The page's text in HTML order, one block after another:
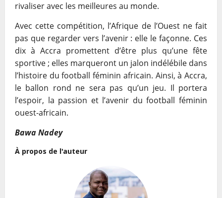
rivaliser avec les meilleures au monde.
Avec cette compétition, l’Afrique de l’Ouest ne fait
pas que regarder vers l’avenir : elle le façonne. Ces
dix à Accra promettent d’être plus qu’une fête
sportive ; elles marqueront un jalon indélébile dans
l’histoire du football féminin africain. Ainsi, à Accra,
le ballon rond ne sera pas qu’un jeu. Il portera
l’espoir, la passion et l’avenir du football féminin
ouest-africain.
Bawa Nadey
À propos de l'auteur